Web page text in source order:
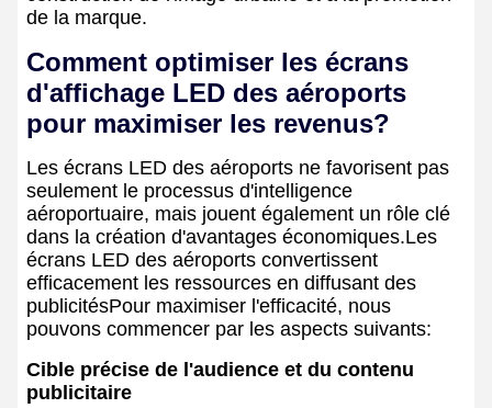
de la marque.
Comment optimiser les écrans
d'affichage LED des aéroports
pour maximiser les revenus?
Les écrans LED des aéroports ne favorisent pas
seulement le processus d'intelligence
aéroportuaire, mais jouent également un rôle clé
dans la création d'avantages économiques.Les
écrans LED des aéroports convertissent
efficacement les ressources en diffusant des
publicitésPour maximiser l'efficacité, nous
pouvons commencer par les aspects suivants:
Cible précise de l'audience et du contenu
publicitaire